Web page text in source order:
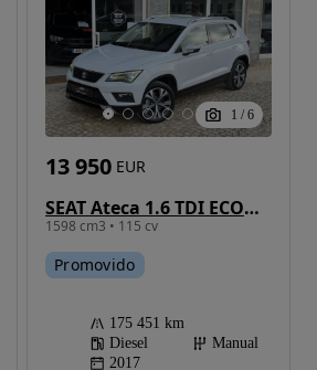
1 / 6
SEAT Ateca 1.6 TDI ECOMOTIVE Reference
1598 cm3 • 115 cv
13 950 EUR
Promovido
175 451 km
Diesel
Manual
2017